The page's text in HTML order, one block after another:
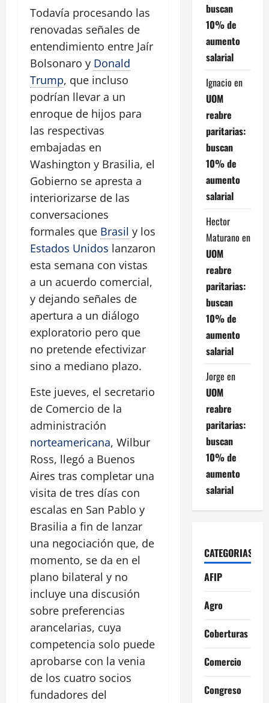
Todavía procesando las
renovadas señales de
entendimiento entre Jaír
Bolsonaro y Donald
Trump, que incluso
podrían llevar a un
enroque de hijos para
las respectivas
embajadas en
Washington y Brasilia, el
Gobierno se apresta a
interiorizarse de las
conversaciones
formales que Brasil y los
Estados Unidos lanzaron
esta semana con vistas
a un acuerdo comercial,
y dejando señales de
apertura a un diálogo
exploratorio pero que
no pretende efectivizar
sino a mediano plazo.
Este jueves, el secretario
de Comercio de la
administración
norteamericana, Wilbur
Ross, llegó a Buenos
Aires tras completar una
visita de tres días con
escalas en San Pablo y
Brasilia a fin de lanzar
una negociación que, de
momento, se da en el
plano bilateral y no
incluye una discusión
sobre preferencias
arancelarias, cuya
competencia solo puede
aprobarse con la venia
de los cuatro socios
fundadores del
buscan
10% de
aumento
salarial
Ignacio en
UOM
reabre
paritarias:
buscan
10% de
aumento
salarial
Hector
Maturano en
UOM
reabre
paritarias:
buscan
10% de
aumento
salarial
Jorge en
UOM
reabre
paritarias:
buscan
10% de
aumento
salarial
CATEGORIAS
AFIP
Agro
Coberturas
Comercio
Congreso